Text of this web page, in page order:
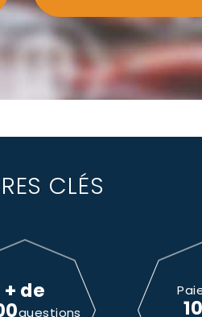
CLÉS
+ de
questions